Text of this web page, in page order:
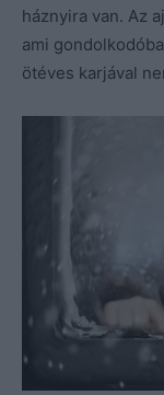
háznyira van. Az
ami
ötéves karjával